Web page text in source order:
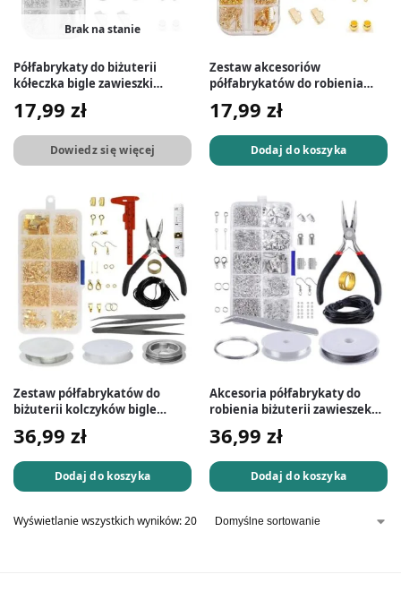
Brak na stanie
Półfabrykaty do biżuterii
kółeczka bigle zawieszki
ogniwka 800 el. srebrne
17,99 zł
Dowiedz się więcej
Zestaw akcesoriów
półfabrykatów do robienia
biżuterii kolczyków 800 el.
złote
17,99 zł
Dodaj do koszyka
Zestaw półfabrykatów do
biżuterii kolczyków bigle
ogniwka 880 el. złote
36,99 zł
Dodaj do koszyka
Akcesoria półfabrykaty do
robienia biżuterii zawieszek
880 el. srebrne
36,99 zł
Dodaj do koszyka
Wyświetlanie wszystkich wyników: 20